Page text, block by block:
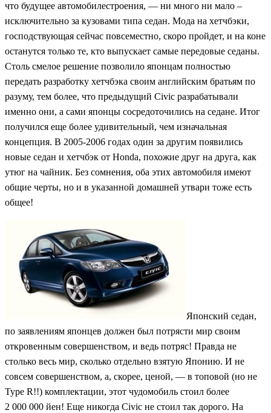
что будущее автомобилестроения, — ни много ни мало –
исключительно за кузовами типа седан. Мода на хетчбэки,
господствующая сейчас повсеместно, скоро пройдет, и на коне
останутся только те, кто выпускает самые передовые седаны.
Столь смелое решение позволило японцам полностью
передать разработку хетчбэка своим английским братьям по
разуму, тем более, что предыдущий Civic разрабатывали
именно они, а сами японцы сосредоточились на седане. Итог
получился еще более удивительный, чем изначальная
концепция. В 2005-2006 годах один за другим появились
новые седан и хетчбэк от Honda, похожие друг на друга, как
утюг на чайник. Без сомнения, оба этих автомобиля имеют
общие черты, но и в указанной домашней утвари тоже есть
общее!
Японский седан,
по заявлениям японцев должен был потрясти мир своим
откровенным совершенством, и ведь потряс! Правда не
столько весь мир, сколько отдельно взятую Японию. И не
совсем совершенством, а, скорее, ценой, — в топовой (но не
Type R!!) комплектации, этот чудомобиль стоил более
2 000 000 йен! Еще никогда Civic не стоил так дорого. На